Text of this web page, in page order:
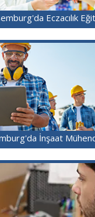
Eczacılık
İnşaat